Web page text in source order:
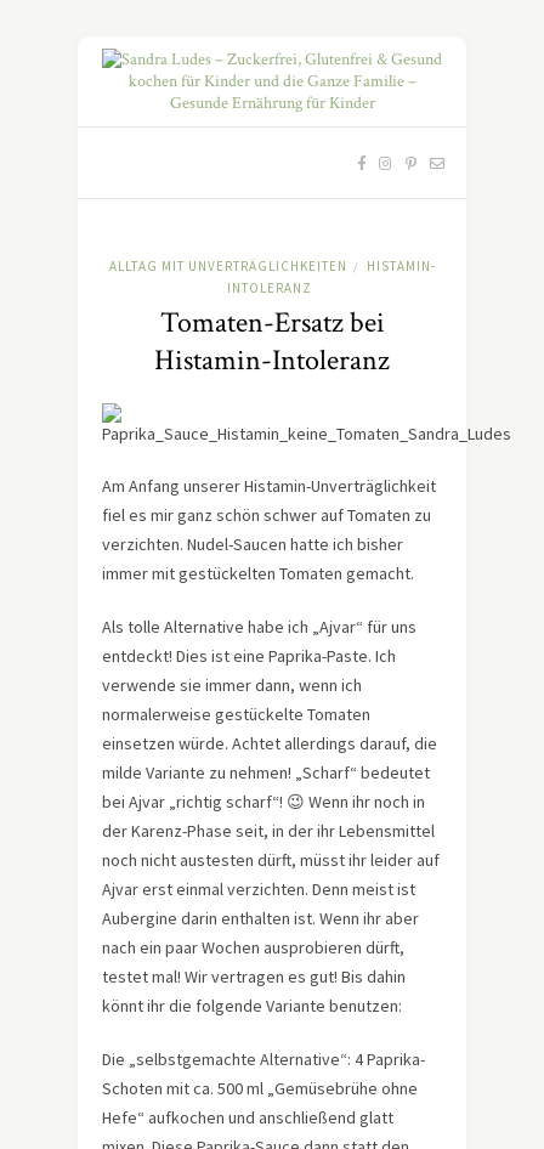
ALLTAG MIT UNVERTRÄGLICHKEITEN /
HISTAMIN-
INTOLERANZ
Tomaten-Ersatz bei
Histamin-Intoleranz
Am Anfang unserer Histamin-Unverträglichkeit
fiel es mir ganz schön schwer auf Tomaten zu
verzichten. Nudel-Saucen hatte ich bisher
immer mit gestückelten Tomaten gemacht.
Als tolle Alternative habe ich „Ajvar“ für uns
entdeckt! Dies ist eine Paprika-Paste. Ich
verwende sie immer dann, wenn ich
normalerweise gestückelte Tomaten
einsetzen würde. Achtet allerdings darauf, die
milde Variante zu nehmen! „Scharf“ bedeutet
bei Ajvar „richtig scharf“! 😉 Wenn ihr noch in
der Karenz-Phase seit, in der ihr Lebensmittel
noch nicht austesten dürft, müsst ihr leider auf
Ajvar erst einmal verzichten. Denn meist ist
Aubergine darin enthalten ist. Wenn ihr aber
nach ein paar Wochen ausprobieren dürft,
testet mal! Wir vertragen es gut! Bis dahin
könnt ihr die folgende Variante benutzen:
Die „selbstgemachte Alternative“: 4 Paprika-
Schoten mit ca. 500 ml „Gemüsebrühe ohne
Hefe“ aufkochen und anschließend glatt